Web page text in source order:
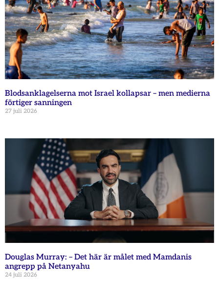
Blodsanklagelserna mot Israel kollapsar – men medierna
förtiger sanningen
27 juli 2026
Douglas Murray: – Det här är målet med Mamdanis
angrepp på Netanyahu
24 juli 2026